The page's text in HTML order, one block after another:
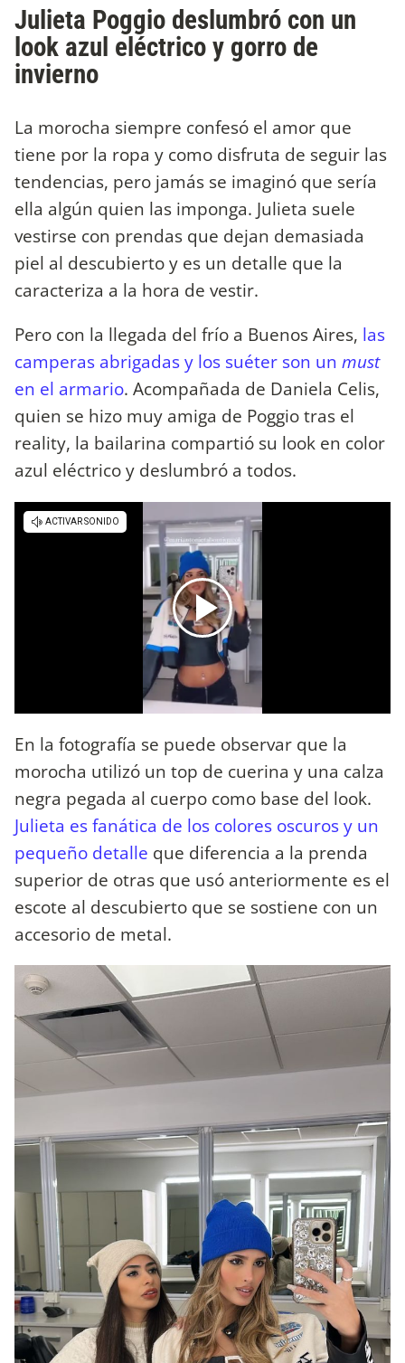
Julieta Poggio deslumbró con un
look azul eléctrico y gorro de
invierno
La morocha siempre confesó el amor que
tiene por la ropa y como disfruta de seguir las
tendencias, pero jamás se imaginó que sería
ella algún quien las imponga. Julieta suele
vestirse con prendas que dejan demasiada
piel al descubierto y es un detalle que la
caracteriza a la hora de vestir.
Pero con la llegada del frío a Buenos Aires, las
camperas abrigadas y los suéter son un must
en el armario. Acompañada de Daniela Celis,
quien se hizo muy amiga de Poggio tras el
reality, la bailarina compartió su look en color
azul eléctrico y deslumbró a todos.
En la fotografía se puede observar que la
morocha utilizó un top de cuerina y una calza
negra pegada al cuerpo como base del look.
Julieta es fanática de los colores oscuros y un
pequeño detalle que diferencia a la prenda
superior de otras que usó anteriormente es el
escote al descubierto que se sostiene con un
accesorio de metal.